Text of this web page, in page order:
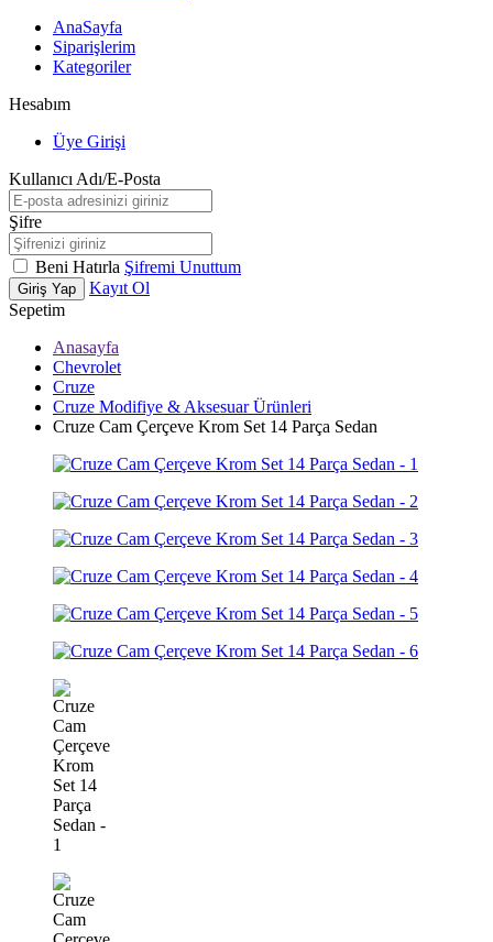
AnaSayfa
Siparişlerim
Kategoriler
Hesabım
Üye Girişi
Kullanıcı Adı/E-Posta
Şifre
Beni Hatırla Şifremi Unuttum
Giriş Yap
Kayıt Ol
Sepetim
Anasayfa
Chevrolet
Cruze
Cruze Modifiye & Aksesuar Ürünleri
Cruze Cam Çerçeve Krom Set 14 Parça Sedan